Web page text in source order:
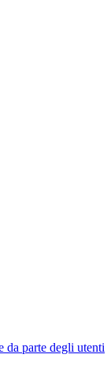
da parte degli utenti